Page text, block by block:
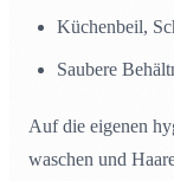
Küchenbeil,
Saubere
Auf die eigenen
waschen und